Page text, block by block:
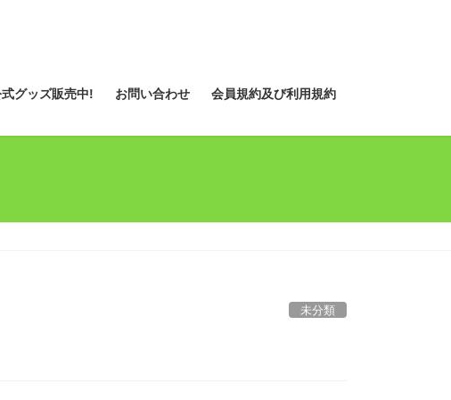
グッズ販売中! お問い合わせ 会員規約及び利用規約
未分類